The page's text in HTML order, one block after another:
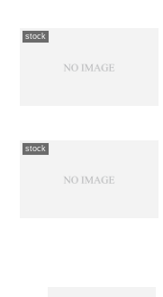
stock
stock